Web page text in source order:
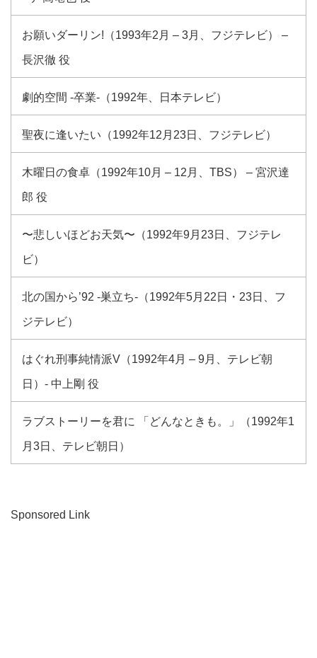
お願いダーリン!（1993年2月 – 3月、フジテレビ） –
長沢徹 役
劇的空間 -卒業-（1992年、日本テレビ）
聖夜に逢いたい（1992年12月23日、フジテレビ）
木曜日の食卓（1992年10月 – 12月、TBS） – 宮沢達
郎 役
〜悲しいほどお天気〜（1992年9月23日、フジテレ
ビ）
北の国から’92 -巣立ち-（1992年5月22日・23日、フ
ジテレビ）
はぐれ刑事純情派V（1992年4月 – 9月、テレビ朝
日）- 中上剛 役
ラブストーリーを君に 「どんなときも。」（1992年1
月3日、テレビ朝日）
Sponsored Link